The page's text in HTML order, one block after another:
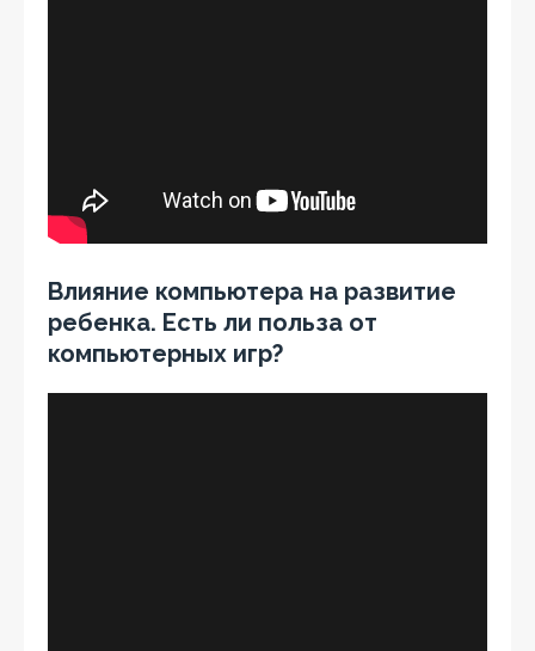
Влияние компьютера на развитие
ребенка. Есть ли польза от
компьютерных игр?